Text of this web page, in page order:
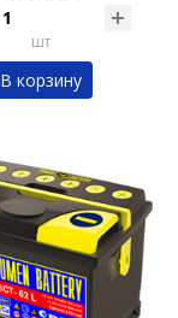
шт
В корзину